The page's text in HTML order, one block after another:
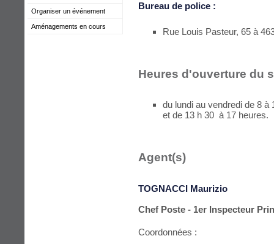
Organiser un événement
Aménagements en cours
Bureau de police :
Rue Louis Pasteur, 65 à
Heures d'ouverture du
du lundi au vendredi de 8 à
et de 13 h 30 à 17 heures.
Agent(s)
TOGNACCI Maurizio
Chef Poste - 1er Inspecteur
Coordonnées :